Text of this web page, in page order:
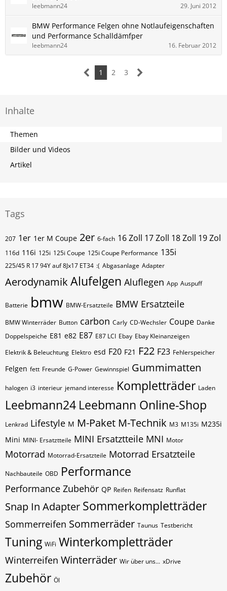
leebmann24 29. Juni 2012
BMW Performance Felgen ohne Notlaufeigenschaften
und Performance Schalldämfper
leebmann24 16. Februar 2012
1 2 3
Inhalte
Themen
Bilder und Videos
Artikel
Tags
207 1er 1er M Coupe 2er 6-fach 16 Zoll 17 Zoll 18 Zoll 19 Zol
116d 116i 125i 125i Coupe 125i Coupe Performance 135i
225/45 R 17 94Y auf 8Jx17 ET34 :( Abgasanlage Adapter
Aerodynamik Alufelgen Aluflegen App Auspuff
Batterie bmw BMW-Ersatzteile BMW Ersatzteile
BMW Winterräder Button carbon Carly CD-Wechsler Coupe Danke
Doppelspeiche E81 e82 E87 E87 LCI Ebay Ebay Kleinanzeigen
Elektrik & Beleuchtung Elektro esd F20 F21 F22 F23 Fehlerspeicher
Felgen fett Freunde G-Power Gewinnspiel Gummimatten
halogen i3 interieur jemand interesse Kompletträder Laden
Leebmann24 Leebmann Online-Shop
Lenkrad Lifestyle M M-Paket M-Technik M3 M135i M235i
Mini MINI- Ersatztteile MINI Ersatztteile MNI Motor
Motorrad Motorrad-Ersatzteile Motorrad Ersatzteile
Nachbauteile OBD Performance
Performance Zubehör QP Reifen Reifensatz Runflat
Snap In Adapter Sommerkompletträder
Sommerreifen Sommerräder Taunus Testbericht
Tuning WiFi Winterkompletträder
Winterreifen Winterräder Wir über uns... xDrive
Zubehör Öl